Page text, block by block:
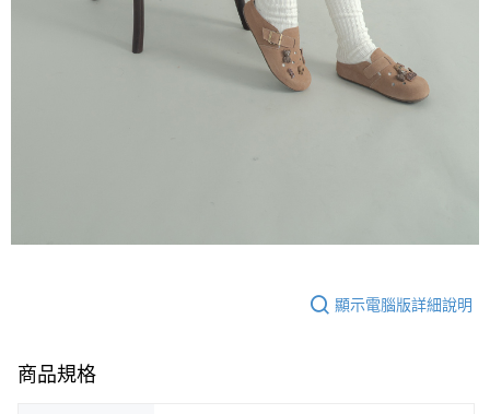
顯示電腦版詳細說明
商品規格